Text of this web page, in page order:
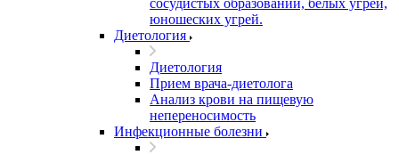
сосудистых образований, белых угрей,
юношеских угрей.
Диетология
Диетология
Прием врача-диетолога
Анализ крови на пищевую
непереносимость
Инфекционные болезни